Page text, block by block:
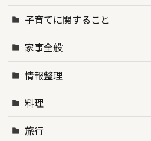
子育てに関すること
家事全般
情報整理
料理
旅行